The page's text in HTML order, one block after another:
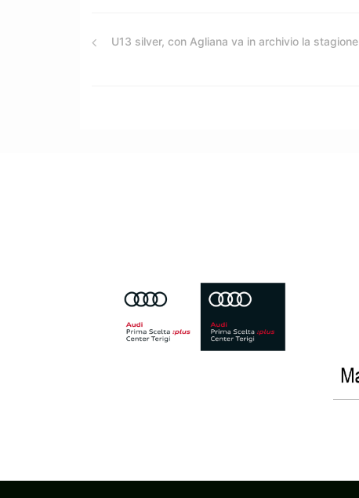
U13 silver, con Agliana va in archivio la stagione